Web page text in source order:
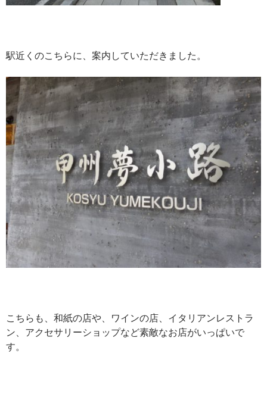
駅近くのこちらに、案内していただきました。
こちらも、和紙の店や、ワインの店、イタリアンレストラ
ン、アクセサリーショップなど素敵なお店がいっぱいで
す。